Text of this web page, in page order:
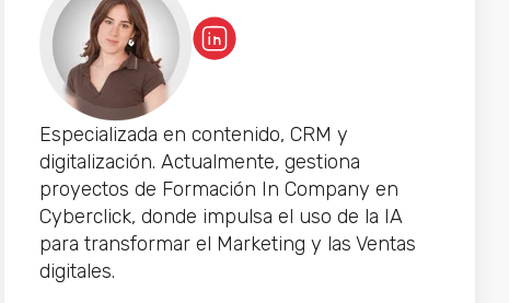
Especializada en contenido, CRM y
digitalización. Actualmente, gestiona
proyectos de Formación In Company en
Cyberclick, donde impulsa el uso de la IA
para transformar el Marketing y las Ventas
digitales.